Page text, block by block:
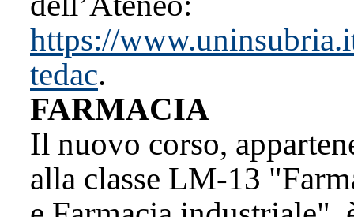
https://
tedac.
FARMACIA
Il nuovo corso,
alla classe LM-13